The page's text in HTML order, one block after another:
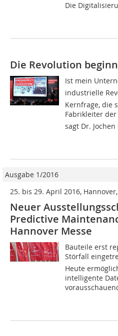
Die
Die Revolution
Ist mein
industrielle
Kernfrage, die
Fabrikleiter der
sagt Dr. Jochen
Ausgabe 1/2016
25. bis 29. April 2016,
Neuer
Predictive
Hannover Messe
Bauteile erst
Störfall
Heute
intelligente